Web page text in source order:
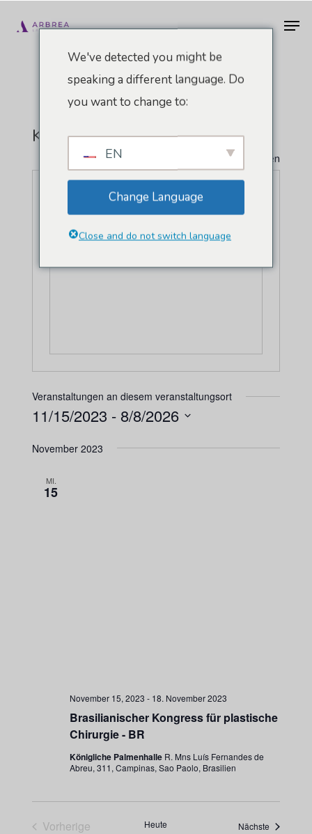
Hauptinhalt
Königliche Palmenhalle
" Alle Veranstaltungen
R. Mns Luís Fernandes de Abreu, 311
Campinas
Brasilien
Wegbeschreibung
Veranstaltungen an diesem veranstaltungsort
11/15/2023 - 8/8/2026
November 2023
MI.
15
Brasilianischer Kongress für plastische
Chirurgie - BR
November 15, 2023 - 18. November 2023
Königliche Palmenhalle R. Mns Luís Fernandes de
Abreu, 311, Campinas, Sao Paolo, Brasilien
Vorherige
Heute Nächste
We've detected you might be
speaking a different language. Do
you want to change to:
EN
Change Language
Close and do not switch language